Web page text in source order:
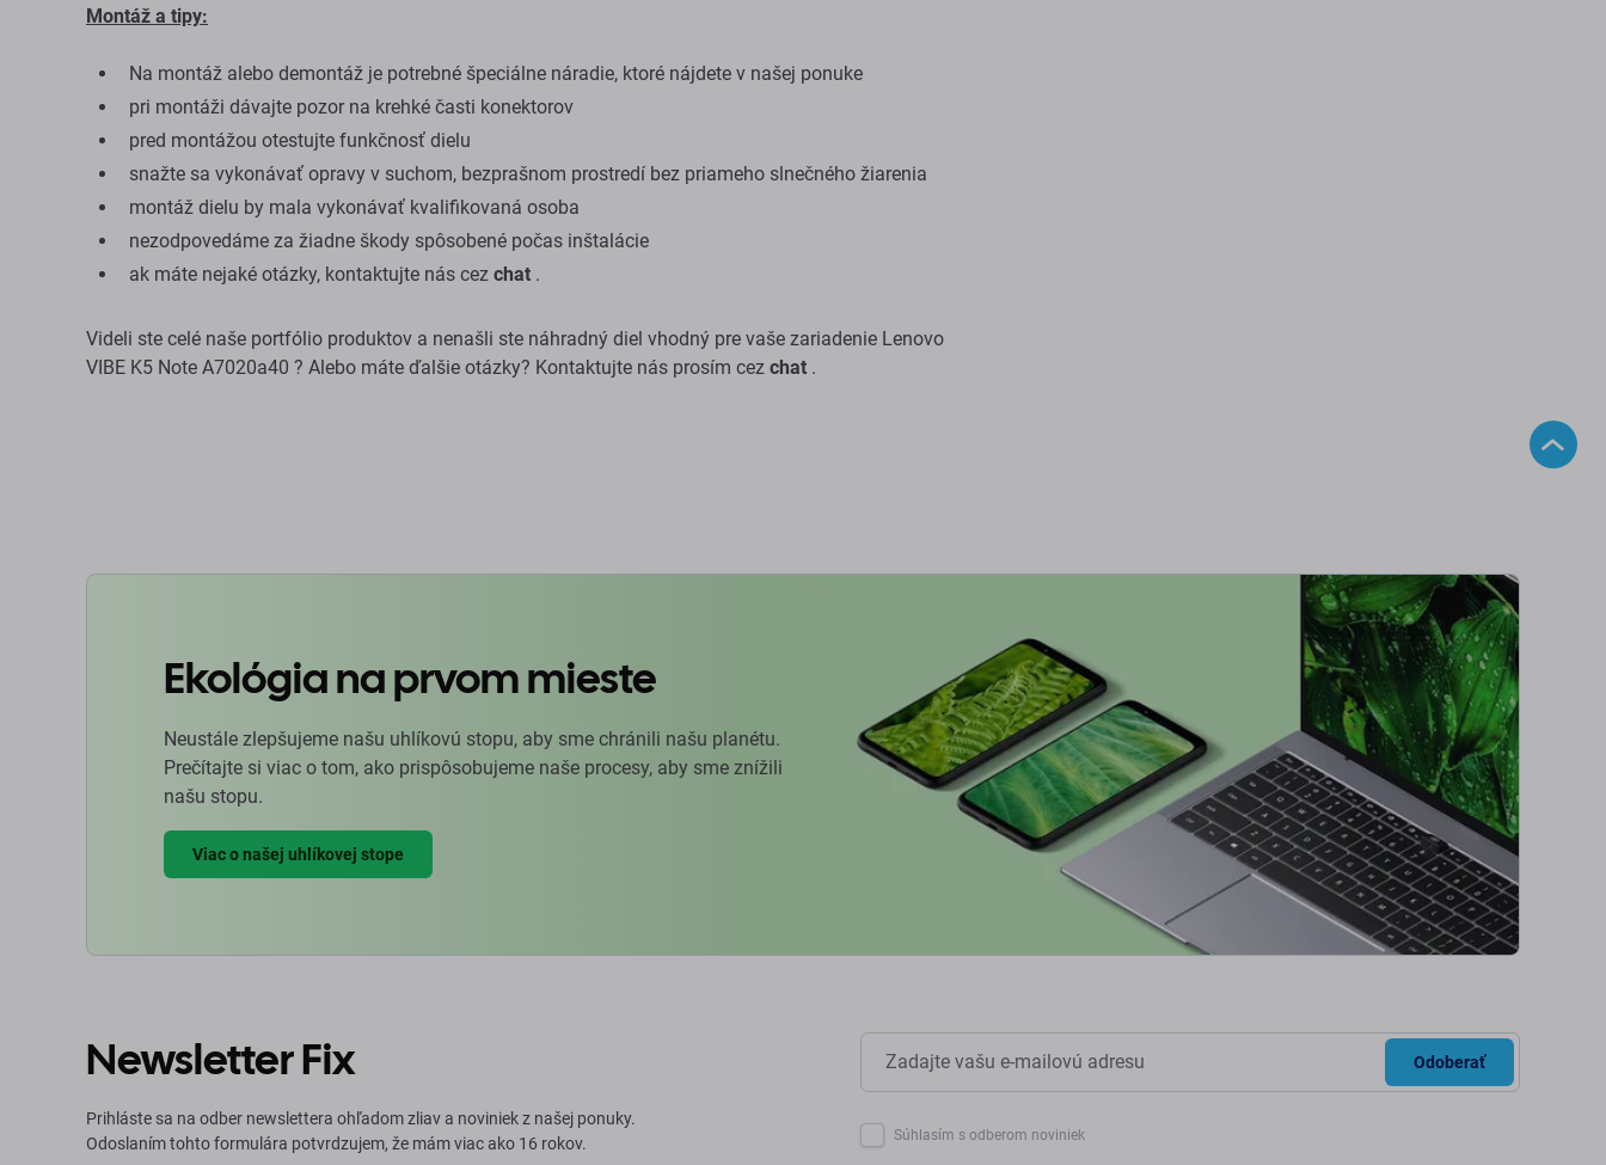
Montáž a tipy:
Na montáž alebo demontáž je potrebné špeciálne náradie, ktoré nájdete v našej ponuke
pri montáži dávajte pozor na krehké časti konektorov
pred montážou otestujte funkčnosť dielu
snažte sa vykonávať opravy v suchom, bezprašnom prostredí bez priameho slnečného žiarenia
montáž dielu by mala vykonávať kvalifikovaná osoba
nezodpovedáme za žiadne škody spôsobené počas inštalácie
ak máte nejaké otázky, kontaktujte nás cez chat .
Videli ste celé naše portfólio produktov a nenašli ste náhradný diel vhodný pre vaše zariadenie Lenovo
VIBE K5 Note A7020a40 ? Alebo máte ďalšie otázky? Kontaktujte nás prosím cez chat .
Ekológia na prvom mieste
Neustále zlepšujeme našu uhlíkovú stopu, aby sme chránili našu planétu.
Prečítajte si viac o tom, ako prispôsobujeme naše procesy, aby sme znížili
našu stopu.
Viac o našej uhlíkovej stope
Newsletter Fix
Prihláste sa na odber newslettera ohľadom zliav a noviniek z našej ponuky.
Odoslaním tohto formulára potvrdzujem, že mám viac ako 16 rokov.
Odoberať
Súhlasím s odberom noviniek